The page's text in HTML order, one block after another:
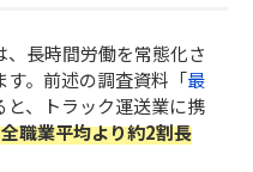
長時間労働を常態化さ
。前述の調査資料「最
と、トラック運送業に携
職業平均より約2割長